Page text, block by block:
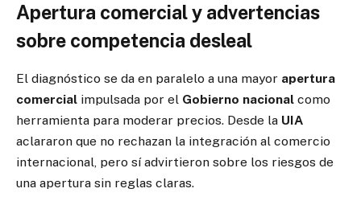
Apertura comercial y advertencias
sobre competencia desleal
El diagnóstico se da en paralelo a una mayor apertura
comercial impulsada por el Gobierno nacional como
herramienta para moderar precios. Desde la UIA
aclararon que no rechazan la integración al comercio
internacional, pero sí advirtieron sobre los riesgos de
una apertura sin reglas claras.